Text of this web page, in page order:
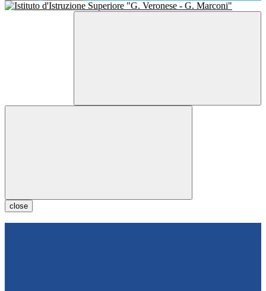
close